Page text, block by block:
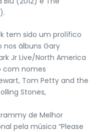
tem sido um prolífico
álbuns Gary
Jr Live/North America
com nomes
Tom Petty and the
Stones,
de Melhor
pela música “Please